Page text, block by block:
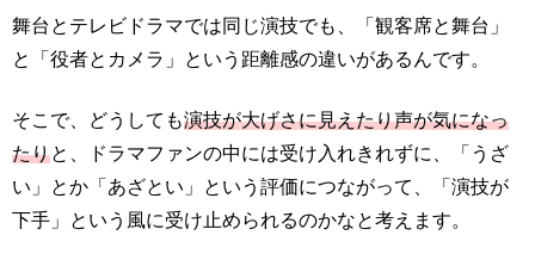
舞台とテレビドラマでは同じ演技でも、「観客席と舞台」
と「役者とカメラ」という距離感の違いがあるんです。
そこで、どうしても演技が大げさに見えたり声が気になっ
たりと、ドラマファンの中には受け入れきれずに、「うざ
い」とか「あざとい」という評価につながって、「演技が
下手」という風に受け止められるのかなと考えます。